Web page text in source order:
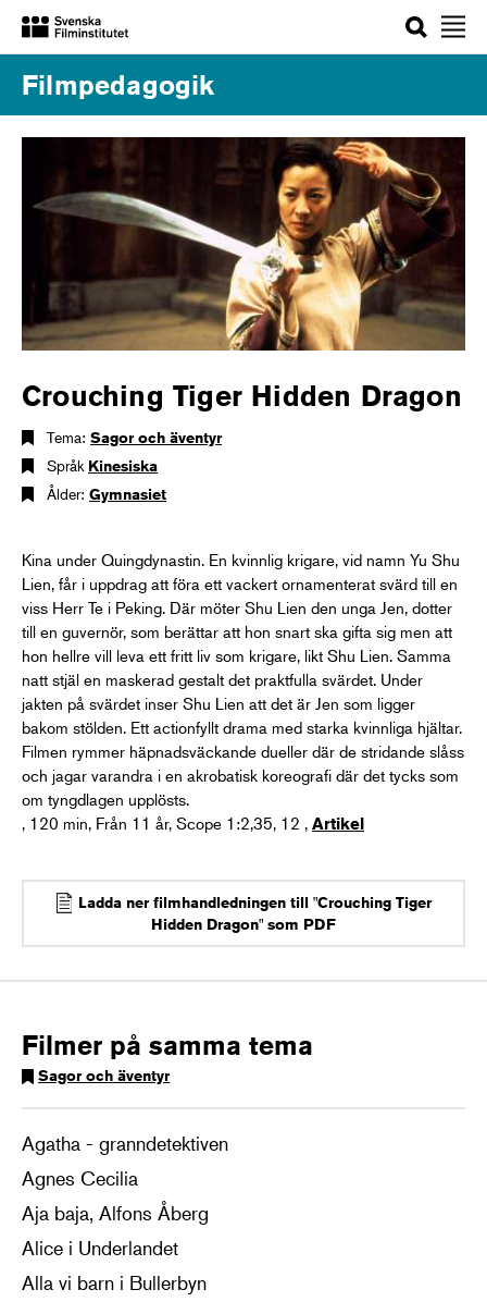
Sök
Filmpedagogik
Crouching Tiger Hidden Dragon
Tema: Sagor och äventyr
Språk Kinesiska
Ålder: Gymnasiet
Kina under Quingdynastin. En kvinnlig krigare, vid namn Yu Shu
Lien, får i uppdrag att föra ett vackert ornamenterat svärd till en
viss Herr Te i Peking. Där möter Shu Lien den unga Jen, dotter
till en guvernör, som berättar att hon snart ska gifta sig men att
hon hellre vill leva ett fritt liv som krigare, likt Shu Lien. Samma
natt stjäl en maskerad gestalt det praktfulla svärdet. Under
jakten på svärdet inser Shu Lien att det är Jen som ligger
bakom stölden. Ett actionfyllt drama med starka kvinnliga hjältar.
Filmen rymmer häpnadsväckande dueller där de stridande slåss
och jagar varandra i en akrobatisk koreografi där det tycks som
om tyngdlagen upplösts.
, 120 min, Från 11 år, Scope 1:2,35, 12 , Artikel
Ladda ner filmhandledningen till "Crouching Tiger
Hidden Dragon" som PDF
Filmer på samma tema
Sagor och äventyr
Agatha - granndetektiven
Agnes Cecilia
Aja baja, Alfons Åberg
Alice i Underlandet
Alla vi barn i Bullerbyn